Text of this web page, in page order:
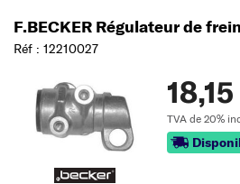
F.BECKER Régulateur de
Réf : 12210027
TVA de 20%